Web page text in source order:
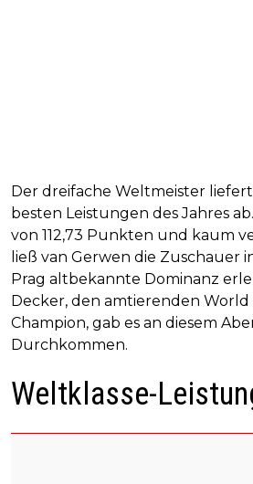
Der dreifache Weltmeister
besten Leistungen des Jahres
von 112,73 Punkten und kaum
ließ van Gerwen die Zuschauer
Prag altbekannte Dominanz
Decker, den amtierenden World
Champion, gab es an diesem
Durchkommen.
Weltklasse-